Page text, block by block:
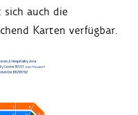
auch die
Karten verfügbar.